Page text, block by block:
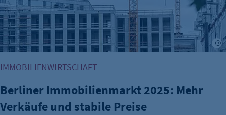
Name:
isSdEnabled
etracker GmbH
Zweck:
Scrolltiefe gemessen wird.
Cookie Laufzeit:
IMMOBILIENWIRTSCHAFT
Berliner Immobilienmarkt 2025: Mehr
Verkäufe und stabile Preise